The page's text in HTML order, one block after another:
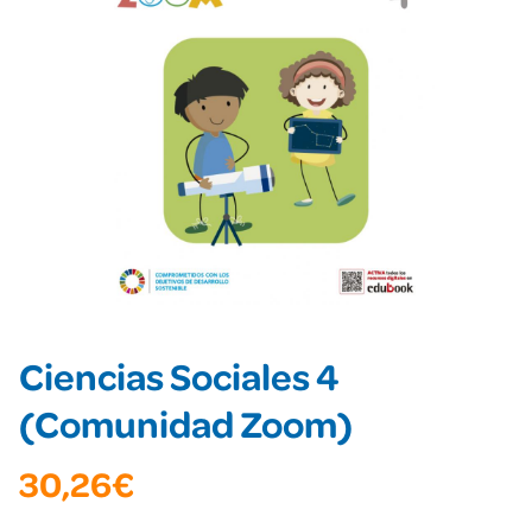
Ciencias Sociales 4
(Comunidad Zoom)
30,26€